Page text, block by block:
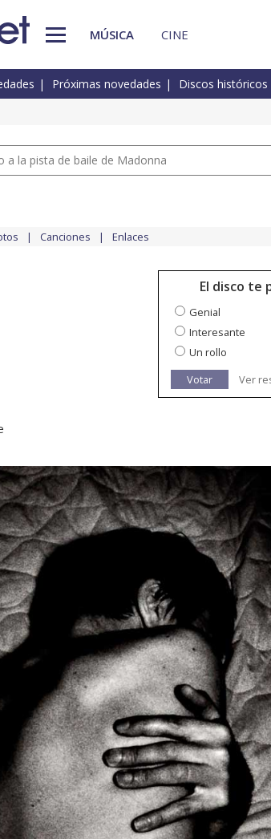
MÚSICA CINE
Próximas novedades Discos históricos
a la pista de baile de Madonna
Canciones Enlaces
El disco te
Genial
Interesante
Un rollo
Votar
Ver